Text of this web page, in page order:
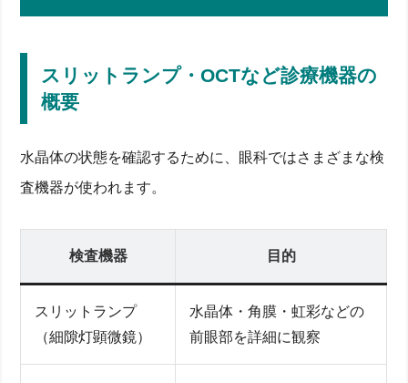
スリットランプ・OCTなど診療機器の
概要
水晶体の状態を確認するために、眼科ではさまざまな検
査機器が使われます。
検査機器 目的
スリットランプ
（細隙灯顕微鏡）
水晶体・角膜・虹彩などの
前眼部を詳細に観察